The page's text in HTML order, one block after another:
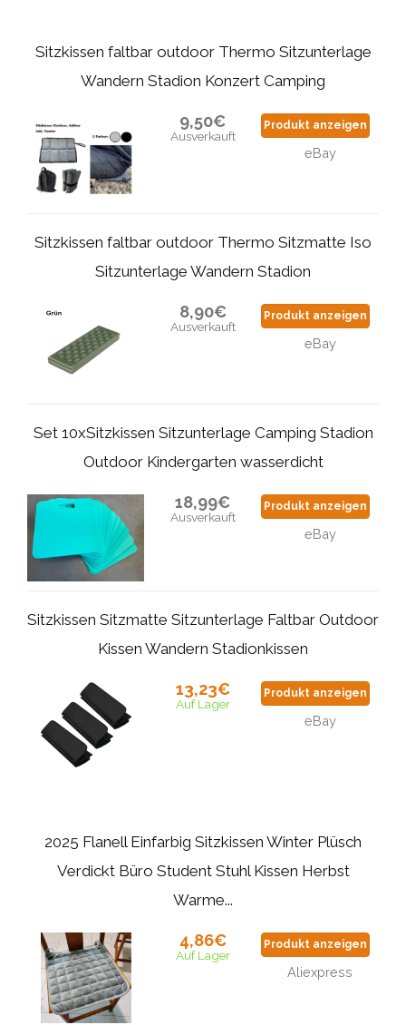
Sitzkissen faltbar outdoor Thermo Sitzunterlage
Wandern Stadion Konzert Camping
9,50€
Ausverkauft
Produkt anzeigen
eBay
Sitzkissen faltbar outdoor Thermo Sitzmatte Iso
Sitzunterlage Wandern Stadion
8,90€
Ausverkauft
Produkt anzeigen
eBay
Set 10xSitzkissen Sitzunterlage Camping Stadion
Outdoor Kindergarten wasserdicht
18,99€
Ausverkauft
Produkt anzeigen
eBay
Sitzkissen Sitzmatte Sitzunterlage Faltbar Outdoor
Kissen Wandern Stadionkissen
13,23€
Auf Lager
Produkt anzeigen
eBay
2025 Flanell Einfarbig Sitzkissen Winter Plüsch
Verdickt Büro Student Stuhl Kissen Herbst
Warme...
4,86€
Auf Lager
Produkt anzeigen
Aliexpress